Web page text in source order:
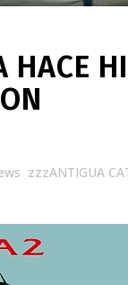
HACE
zzzANTIGUA